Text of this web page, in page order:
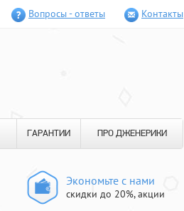
Вопросы - ответы Контакты
ГАРАНТИИ ПРО ДЖЕНЕРИКИ
Экономьте с нами
скидки до 20%, акции